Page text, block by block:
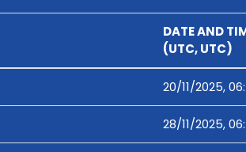
DATE AND
(UTC, UTC)
20/11/2025,
28/11/2025,